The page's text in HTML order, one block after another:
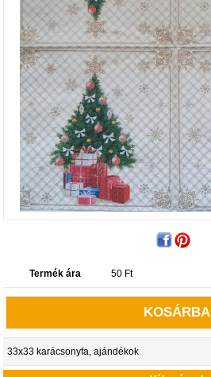
Termék ára 50 Ft
KOSÁRBA
33x33 karácsonyfa, ajándékok